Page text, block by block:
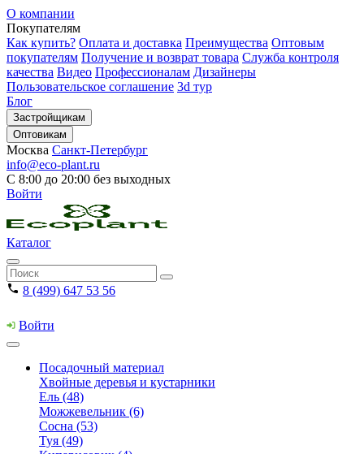
О компании
Покупателям
Как купить? Оплата и доставка Преимущества Оптовым
покупателям Получение и возврат товара Служба контроля
качества Видео Профессионалам Дизайнеры
Пользовательское соглашение 3d тур
Блог
Застройщикам
Оптовикам
Москва Санкт-Петербург
info@eco-plant.ru
С 8:00 до 20:00 без выходных
Войти
Каталог
8 (499) 647 53 56
Войти
Посадочный материал
Хвойные деревья и кустарники
Ель (48)
Можжевельник (6)
Сосна (53)
Туя (49)